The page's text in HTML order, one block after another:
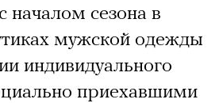
началом сезона в
мужской одежды
индивидуального
приехавшими